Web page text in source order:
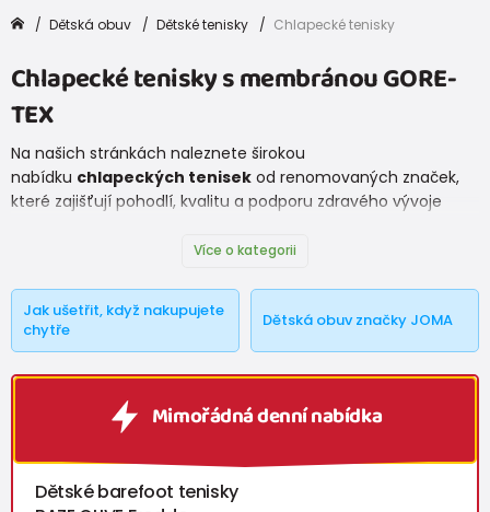
Dětská obuv Dětské tenisky Chlapecké tenisky
Chlapecké tenisky s membránou GORE-
TEX
Na našich stránkách naleznete širokou
nabídku chlapeckých tenisek od renomovaných značek,
které zajišťují pohodlí, kvalitu a podporu zdravého vývoje
Více o kategorii
Jak ušetřit, když nakupujete
chytře
Dětská obuv značky JOMA
Mimořádná denní nabídka
Dětské barefoot tenisky